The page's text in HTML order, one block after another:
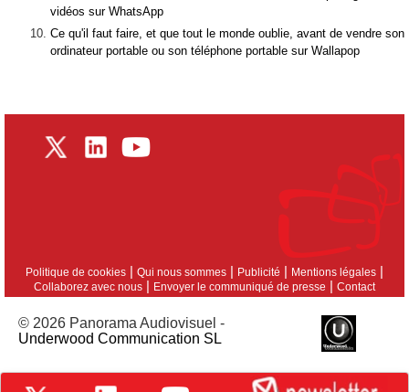
vidéos sur WhatsApp
Ce qu'il faut faire, et que tout le monde oublie, avant de vendre son
ordinateur portable ou son téléphone portable sur Wallapop
Politique de cookies | Qui nous sommes | Publicité | Mentions légales |
Collaborez avec nous | Envoyer le communiqué de presse | Contact
© 2026 Panorama Audiovisuel -
Underwood Communication SL